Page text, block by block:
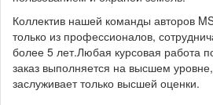
Коллектив нашей команды авторов
только из профессионалов,
более 5 лет.Любая курсовая работа
заказ выполняется на высшем
заслуживает только высшей оценки.